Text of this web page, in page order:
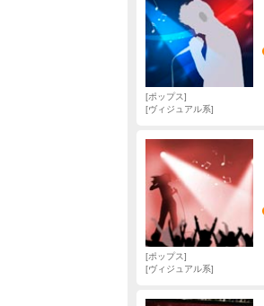
ポップス
ヴィジュアル系
ポップス
ヴィジュアル系